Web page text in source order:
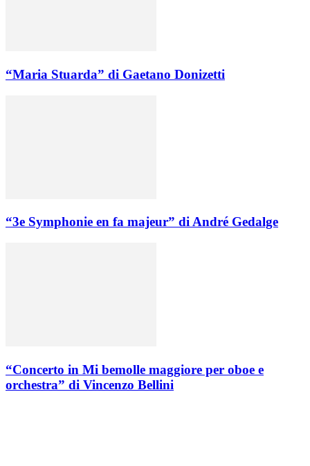
“Maria Stuarda” di Gaetano Donizetti
“3e Symphonie en fa majeur” di André Gedalge
“Concerto in Mi bemolle maggiore per oboe e
orchestra” di Vincenzo Bellini